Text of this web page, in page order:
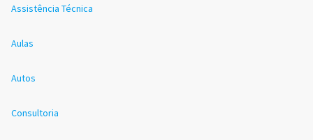
Assistência Técnica
Aulas
Autos
Consultoria